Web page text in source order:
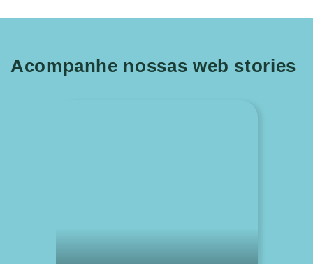
Acompanhe nossas web stories